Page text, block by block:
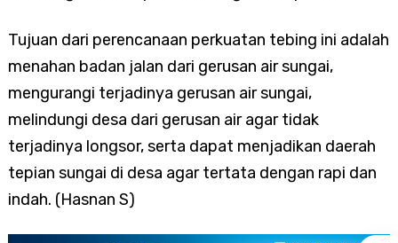
Tujuan dari perencanaan perkuatan tebing ini adalah
menahan badan jalan dari gerusan air sungai,
mengurangi terjadinya gerusan air sungai,
melindungi desa dari gerusan air agar tidak
terjadinya longsor, serta dapat menjadikan daerah
tepian sungai di desa agar tertata dengan rapi dan
indah. (Hasnan S)